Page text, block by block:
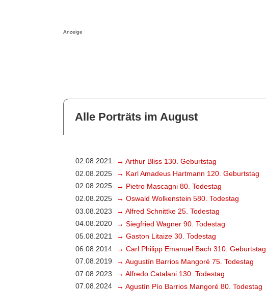
Anzeige
Alle Porträts im August
02.08.2021
→ Arthur Bliss 130. Geburtstag
02.08.2025
→ Karl Amadeus Hartmann 120. Geburtstag
02.08.2025
→ Pietro Mascagni 80. Todestag
02.08.2025
→ Oswald Wolkenstein 580. Todestag
03.08.2023
→ Alfred Schnittke 25. Todestag
04.08.2020
→ Siegfried Wagner 90. Todestag
05.08.2021
→ Gaston Litaize 30. Todestag
06.08.2014
→ Carl Philipp Emanuel Bach 310. Geburtstag
07.08.2019
→ Augustín Barrios Mangoré 75. Todestag
07.08.2023
→ Alfredo Catalani 130. Todestag
07.08.2024
→ Agustín Pío Barrios Mangoré 80. Todestag